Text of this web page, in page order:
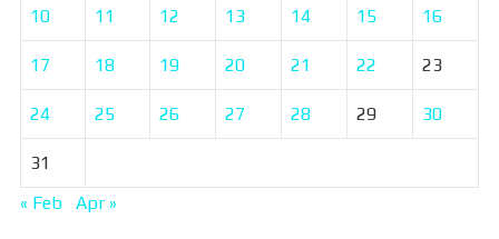
10 11 12 13 14 15 16
17 18 19 20 21 22 23
24 25 26 27 28 29 30
31
« Feb
Apr »